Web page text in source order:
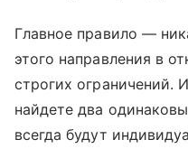
Главное правило —
этого направления в
строгих ограничений.
найдете два
всегда будут